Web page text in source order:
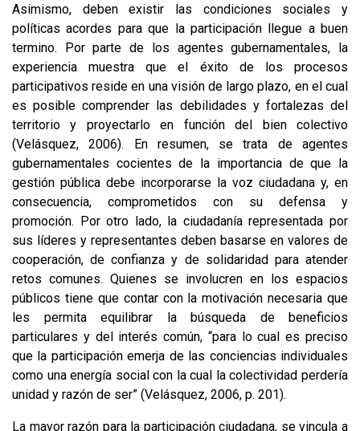
Asimismo, deben existir las condiciones sociales y
políticas acordes para que la participación llegue a buen
termino. Por parte de los agentes gubernamentales, la
experiencia muestra que el éxito de los procesos
participativos reside en una visión de largo plazo, en el cual
es posible comprender las debilidades y fortalezas del
territorio y proyectarlo en función del bien colectivo
(Velásquez, 2006). En resumen, se trata de agentes
gubernamentales cocientes de la importancia de que la
gestión pública debe incorporarse la voz ciudadana y, en
consecuencia, comprometidos con su defensa y
promoción. Por otro lado, la ciudadanía representada por
sus líderes y representantes deben basarse en valores de
cooperación, de confianza y de solidaridad para atender
retos comunes. Quienes se involucren en los espacios
públicos tiene que contar con la motivación necesaria que
les permita equilibrar la búsqueda de beneficios
particulares y del interés común, “para lo cual es preciso
que la participación emerja de las conciencias individuales
como una energía social con la cual la colectividad perdería
unidad y razón de ser” (Velásquez, 2006, p. 201).
La mayor razón para la participación ciudadana, se vincula a